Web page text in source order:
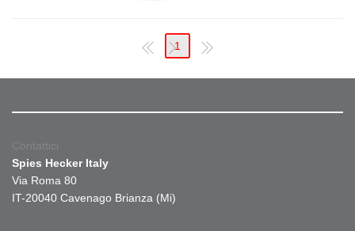
1
Contattici
Spies Hecker Italy
Via Roma 80
IT-20040 Cavenago Brianza (Mi)